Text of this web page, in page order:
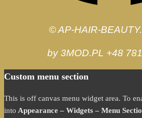
© AP-HAIR-
by 3MOD.PL +48
Custom menu section
This is off canvas menu widget area. To
into Appearance – Widgets – Menu